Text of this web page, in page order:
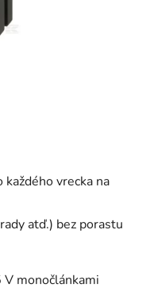
vrecka na
atď.) bez porastu
monočlánkami